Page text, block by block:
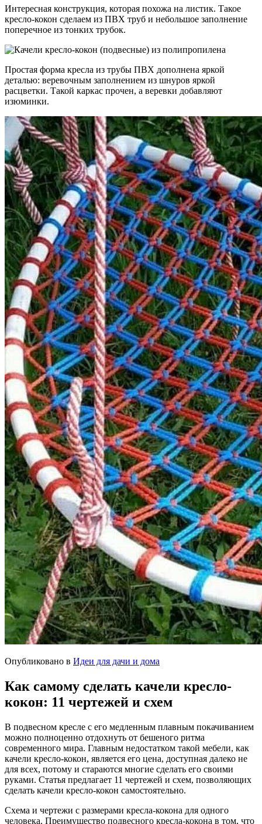
Интересная конструкция, которая похожа на листик. Такое
кресло-кокон сделаем из ПВХ труб и небольшое заполнение
поперечное из тонких трубок.
Простая форма кресла из трубы ПВХ дополнена яркой
деталью: веревочным заполнением из шнуров яркой
расцветки. Такой каркас прочен, а веревки добавляют
изюминки.
Опубликовано в Идеи для дачи и дома
Как самому сделать качели кресло-
кокон: 11 чертежей и схем
В подвесном кресле с его медленным плавным покачиванием
можно полноценно отдохнуть от бешеного ритма
современного мира. Главным недостатком такой мебели, как
качели кресло-кокон, является его цена, доступная далеко не
для всех, потому и стараются многие сделать его своими
руками. Статья предлагает 11 чертежей и схем, позволяющих
сделать качели кресло-кокон самостоятельно.
Схема и чертежи с размерами кресла-кокона для одного
человека. Преимущество подвесного кресла-кокона в том, что